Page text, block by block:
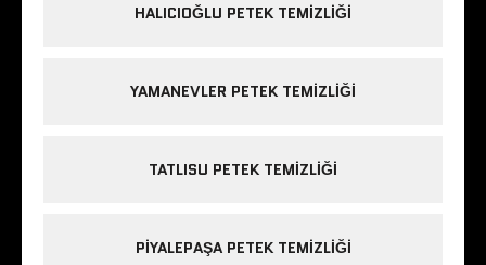
HALICIOĞLU PETEK TEMIZLIĞI
YAMANEVLER PETEK TEMIZLIĞI
TATLISU PETEK TEMIZLIĞI
PIYALEPAŞA PETEK TEMIZLIĞI